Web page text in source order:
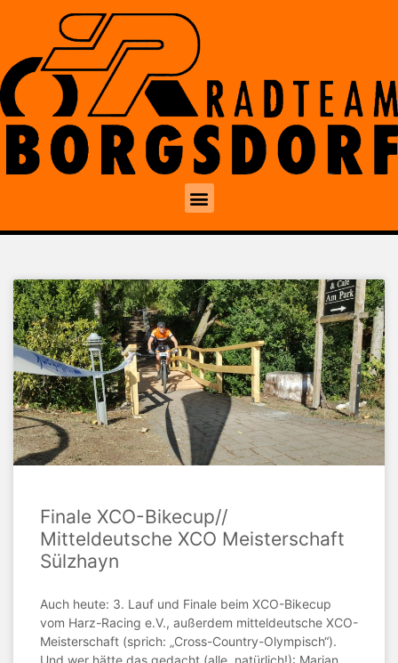
Finale XCO-Bikecup//
Mitteldeutsche XCO Meisterschaft
Sülzhayn
Auch heute: 3. Lauf und Finale beim XCO-Bikecup
vom Harz-Racing e.V., außerdem mitteldeutsche XCO-
Meisterschaft (sprich: „Cross-Country-Olympisch“).